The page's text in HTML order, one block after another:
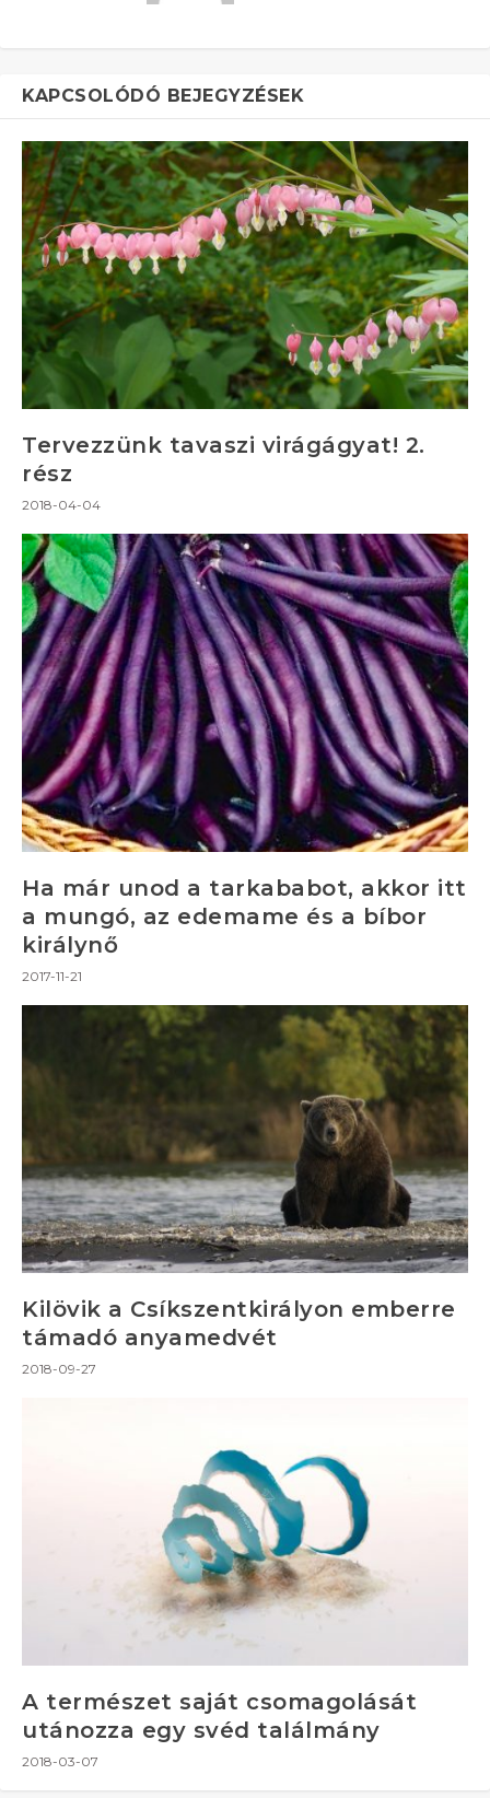
KAPCSOLÓDÓ BEJEGYZÉSEK
Tervezzünk tavaszi virágágyat! 2.
rész
2018-04-04
Ha már unod a tarkababot, akkor itt
a mungó, az edemame és a bíbor
királynő
2017-11-21
Kilövik a Csíkszentkirályon emberre
támadó anyamedvét
2018-09-27
A természet saját csomagolását
utánozza egy svéd találmány
2018-03-07